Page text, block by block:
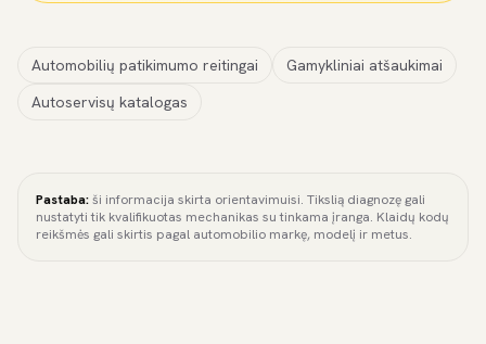
Automobilių patikimumo reitingai
Gamykliniai atšaukimai
Autoservisų katalogas
Pastaba:ši informacija skirta orientavimuisi. Tikslią diagnozę gali
nustatyti tik kvalifikuotas mechanikas su tinkama įranga. Klaidų kodų
reikšmės gali skirtis pagal automobilio markę, modelį ir metus.